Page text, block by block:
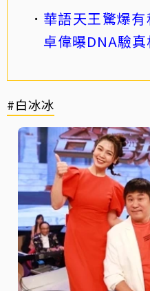
華語天王驚爆
卓偉曝DNA驗
#白冰冰